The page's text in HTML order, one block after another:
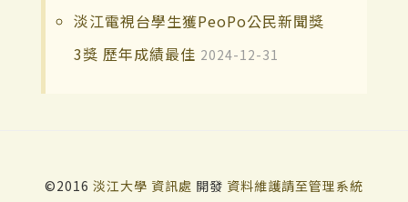
淡江電視台學生獲PeoPo公民新聞獎
3獎 歷年成績最佳 2024-12-31
©2016 淡江大學 資訊處 開發 資料維護請至管理系統